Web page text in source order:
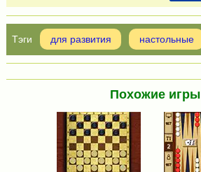
для развития настольные
Похожие игры